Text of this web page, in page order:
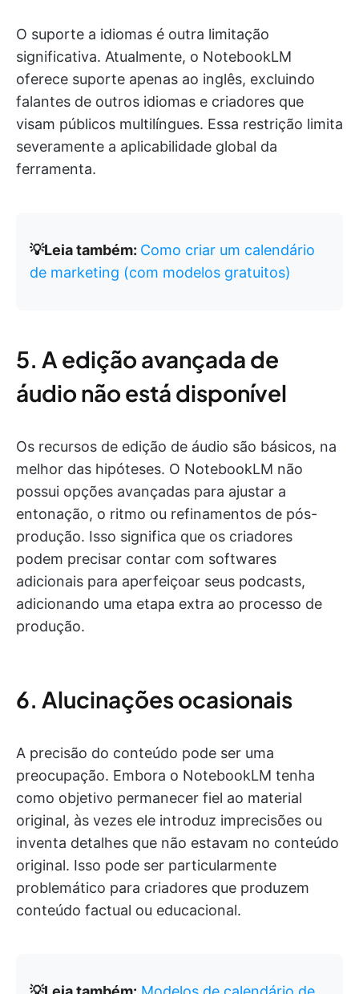
O suporte a idiomas é outra limitação
significativa. Atualmente, o NotebookLM
oferece suporte apenas ao inglês, excluindo
falantes de outros idiomas e criadores que
visam públicos multilíngues. Essa restrição limita
severamente a aplicabilidade global da
ferramenta.
💡Leia também: Como criar um calendário
de marketing (com modelos gratuitos)
5. A edição avançada de
áudio não está disponível
Os recursos de edição de áudio são básicos, na
melhor das hipóteses. O NotebookLM não
possui opções avançadas para ajustar a
entonação, o ritmo ou refinamentos de pós-
produção. Isso significa que os criadores
podem precisar contar com softwares
adicionais para aperfeiçoar seus podcasts,
adicionando uma etapa extra ao processo de
produção.
6. Alucinações ocasionais
A precisão do conteúdo pode ser uma
preocupação. Embora o NotebookLM tenha
como objetivo permanecer fiel ao material
original, às vezes ele introduz imprecisões ou
inventa detalhes que não estavam no conteúdo
original. Isso pode ser particularmente
problemático para criadores que produzem
conteúdo factual ou educacional.